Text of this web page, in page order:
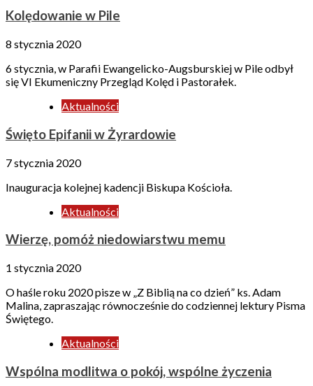
Kolędowanie w Pile
8 stycznia 2020
6 stycznia, w Parafii Ewangelicko-Augsburskiej w Pile odbył
się VI Ekumeniczny Przegląd Kolęd i Pastorałek.
Aktualności
Święto Epifanii w Żyrardowie
7 stycznia 2020
Inauguracja kolejnej kadencji Biskupa Kościoła.
Aktualności
Wierzę, pomóż niedowiarstwu memu
1 stycznia 2020
O haśle roku 2020 pisze w „Z Biblią na co dzień” ks. Adam
Malina, zapraszając równocześnie do codziennej lektury Pisma
Świętego.
Aktualności
Wspólna modlitwa o pokój, wspólne życzenia